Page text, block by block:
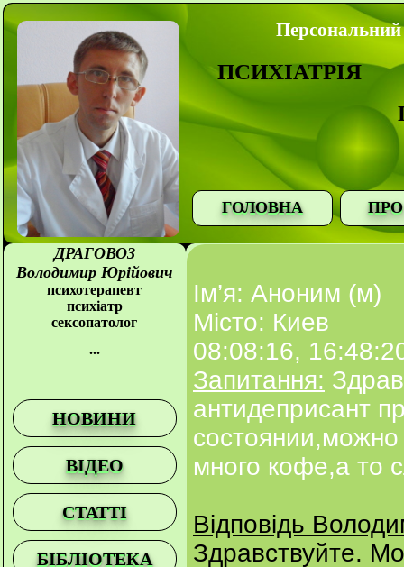
ПСИХІАТРІЯ
ГОЛОВНА
ДРАГОВОЗ
Володимир Юрійович
психотерапевт
психіатр
сексопатолог
...
НОВИНИ
ВІДЕО
СТАТТІ
БІБЛІОТЕКА
Ім’я: Аноним (м)
Місто: Киев
08:08:16,
Запитання:
антидеприсант
состоянии,можно
много кофе,а то
Відповідь
Здравствуйте.